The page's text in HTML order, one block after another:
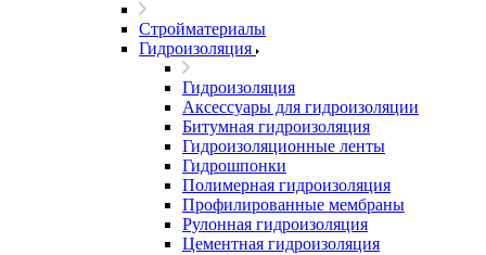
Стройматериалы
Гидроизоляция
Гидроизоляция
Аксессуары для гидроизоляции
Битумная гидроизоляция
Гидроизоляционные ленты
Гидрошпонки
Полимерная гидроизоляция
Профилированные мембраны
Рулонная гидроизоляция
Цементная гидроизоляция